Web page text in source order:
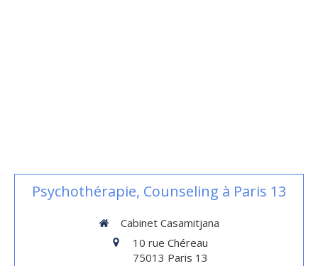
Psychothérapie, Counseling à Paris 13
Cabinet Casamitjana
10 rue Chéreau
75013 Paris 13